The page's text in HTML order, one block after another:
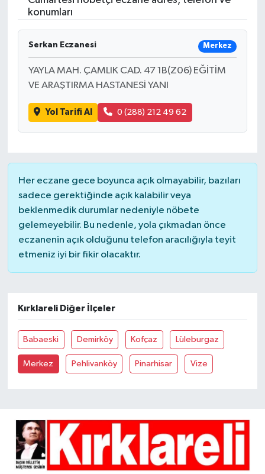
konumları
Serkan Eczanesi Merkez
YAYLA MAH. ÇAMLIK CAD. 47 1B(Z06) EĞİTİM
VE ARAŞTIRMA HASTANESİ YANI
Yol Tarifi Al 0 (288) 212 49 62
Her eczane gece boyunca açık olmayabilir, bazıları
sadece gerektiğinde açık kalabilir veya
beklenmedik durumlar nedeniyle nöbete
gelemeyebilir. Bu nedenle, yola çıkmadan önce
eczanenin açık olduğunu telefon aracılığıyla teyit
etmeniz iyi bir fikir olacaktır.
Kırklareli Diğer İlçeler
Babaeski Demirköy Kofçaz Lüleburgaz
Merkez Pehlivanköy Pinarhisar Vize